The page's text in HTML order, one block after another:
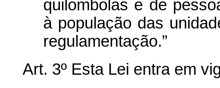
quilombolas e de
à população das
regulamentação.”
Art. 3º Esta Lei entra em